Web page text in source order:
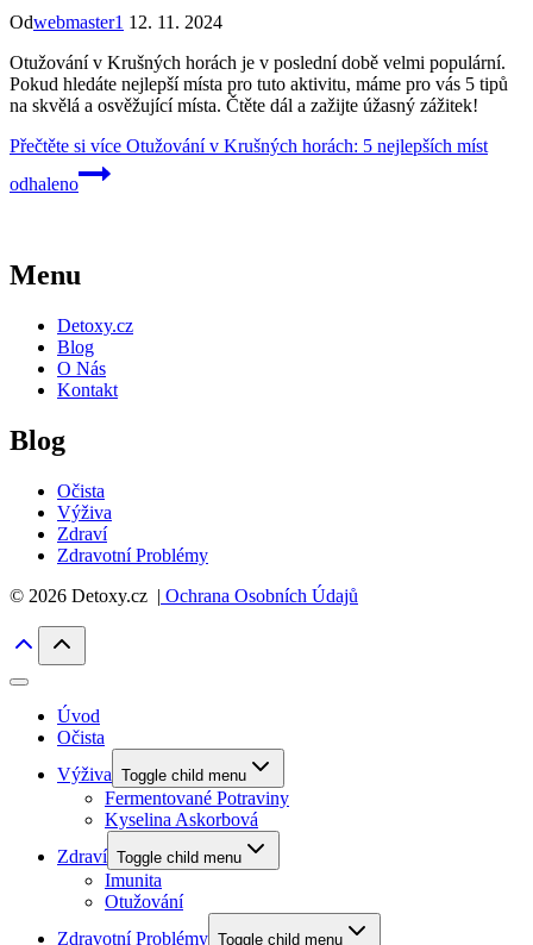
Odwebmaster1 12. 11. 2024
Otužování v Krušných horách je v poslední době velmi populární.
Pokud hledáte nejlepší místa pro tuto aktivitu, máme pro vás 5 tipů
na skvělá a osvěžující místa. Čtěte dál a zažijte úžasný zážitek!
Přečtěte si více Otužování v Krušných horách: 5 nejlepších míst
odhaleno
Menu
Detoxy.cz
Blog
O Nás
Kontakt
Blog
Očista
Výživa
Zdraví
Zdravotní Problémy
© 2026 Detoxy.cz | Ochrana Osobních Údajů
Úvod
Očista
Výživa Toggle child menu
Fermentované Potraviny
Kyselina Askorbová
Zdraví Toggle child menu
Imunita
Otužování
Zdravotní Problémy Toggle child menu